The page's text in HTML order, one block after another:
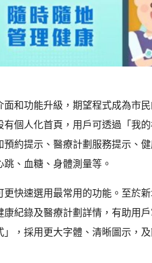
和功能升級，期望程式成為市
個人化首頁，用戶可透過「我
約提示、醫療計劃服務提示、
、血糖、身體測量等。
快速選用最常用的功能。至於
紀錄及醫療計劃詳情，有助用
，採用更大字體、清晰圖示，及